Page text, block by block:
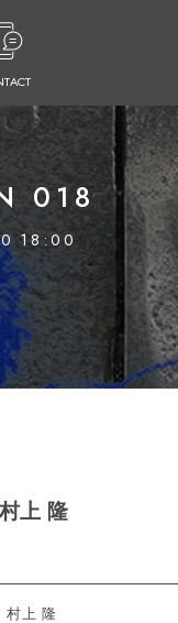
018
18:00
上 隆
村上 隆